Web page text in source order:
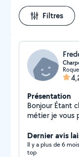
Filtres
Présentation
Bonjour Étant
métier je vous
Dernier avis
Il y a plus de 6
top